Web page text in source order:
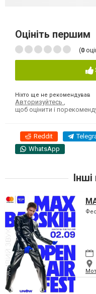
Оцініть першим
(0
Ніхто ще не рекомендував
Авторизуйтесь
щоб оцінити і
Reddit
WhatsApp
Інші